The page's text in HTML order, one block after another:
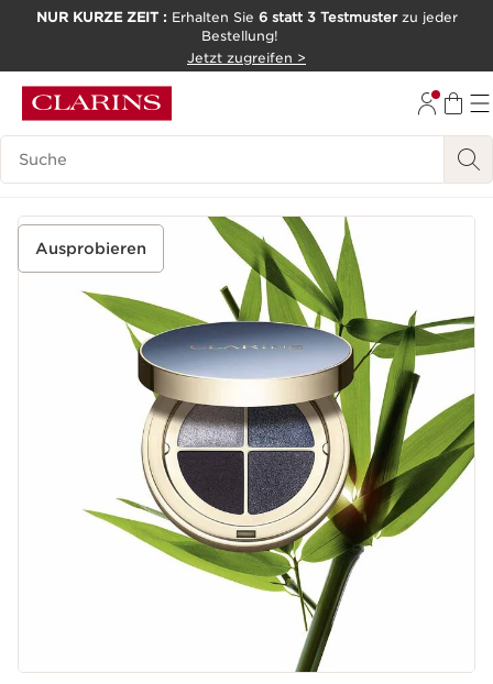
NUR KURZE ZEIT : Erhalten Sie 6 statt 3 Testmusterzu jeder
Bestellung!
Jetzt zugreifen >
Legende suchen
Ausprobieren